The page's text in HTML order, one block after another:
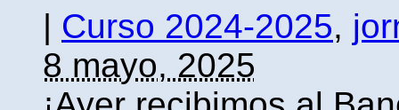
| Curso 2024-2025,
8 mayo, 2025